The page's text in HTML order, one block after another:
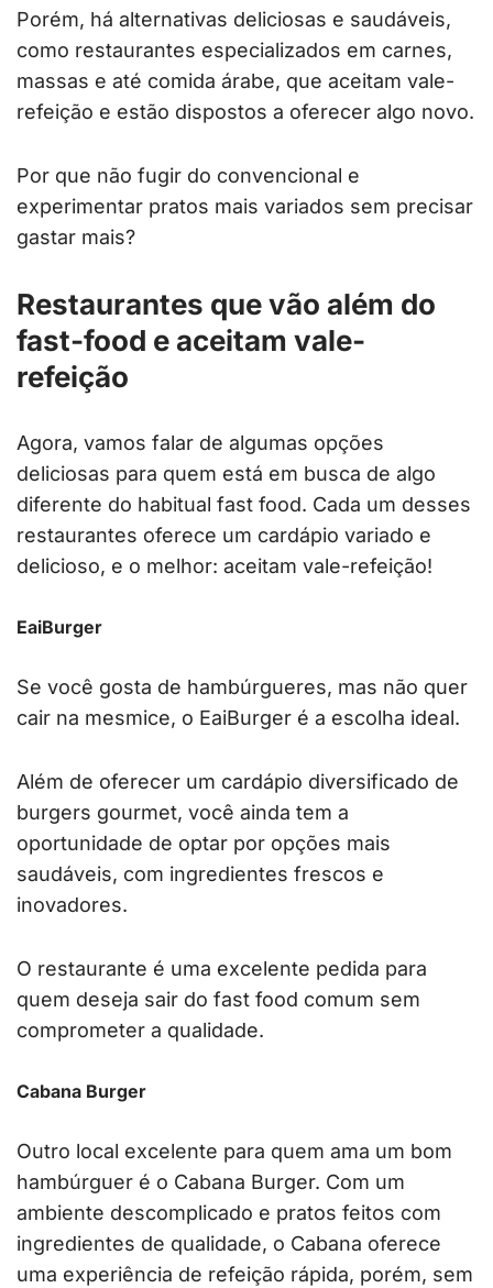
Porém, há alternativas deliciosas e saudáveis,
como restaurantes especializados em carnes,
massas e até comida árabe, que aceitam vale-
refeição e estão dispostos a oferecer algo novo.
Por que não fugir do convencional e
experimentar pratos mais variados sem precisar
gastar mais?
Restaurantes que vão além do
fast-food e aceitam vale-
refeição
Agora, vamos falar de algumas opções
deliciosas para quem está em busca de algo
diferente do habitual fast food. Cada um desses
restaurantes oferece um cardápio variado e
delicioso, e o melhor: aceitam vale-refeição!
EaiBurger
Se você gosta de hambúrgueres, mas não quer
cair na mesmice, o EaiBurger é a escolha ideal.
Além de oferecer um cardápio diversificado de
burgers gourmet, você ainda tem a
oportunidade de optar por opções mais
saudáveis, com ingredientes frescos e
inovadores.
O restaurante é uma excelente pedida para
quem deseja sair do fast food comum sem
comprometer a qualidade.
Cabana Burger
Outro local excelente para quem ama um bom
hambúrguer é o Cabana Burger. Com um
ambiente descomplicado e pratos feitos com
ingredientes de qualidade, o Cabana oferece
uma experiência de refeição rápida, porém, sem